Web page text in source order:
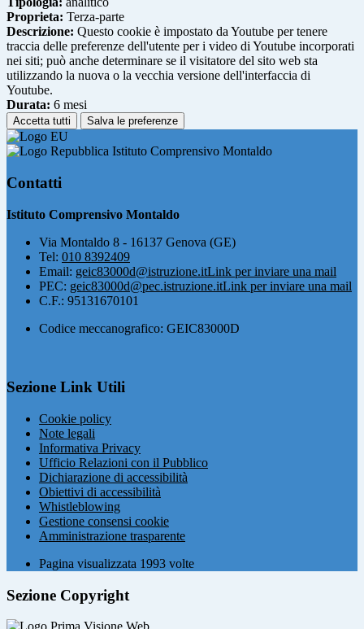
Proprieta: Terza-parte
Descrizione: Questo cookie è impostato da Youtube per tenere
traccia delle preferenze dell'utente per i video di Youtube incorporati
nei siti; può anche determinare se il visitatore del sito web sta
utilizzando la nuova o la vecchia versione dell'interfaccia di
Youtube.
Durata: 6 mesi
Accetta tutti Salva le preferenze
Istituto Comprensivo Montaldo
Contatti
Istituto Comprensivo Montaldo
Via Montaldo 8 - 16137 Genova (GE)
Tel: 010 8392409
Email: geic83000d@istruzione.itLink per inviare una mail
PEC: geic83000d@pec.istruzione.itLink per inviare una mail
C.F.: 95131670101
Codice meccanografico: GEIC83000D
Sezione Link Utili
Cookie policy
Note legali
Informativa Privacy
Ufficio Relazioni con il Pubblico
Dichiarazione di accessibilità
Obiettivi di accessibilità
Whistleblowing
Gestione consensi cookie
Amministrazione trasparente
Pagina visualizzata 1993 volte
Sezione Copyright